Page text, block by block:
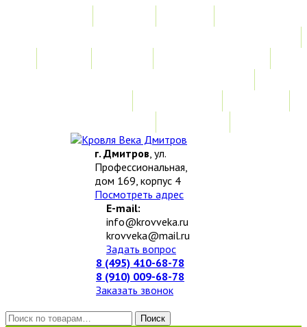
г. Дмитров, ул.
Профессиональная,
дом 169, корпус 4
Посмотреть адрес
E-mail:
info@krovveka.ru
krovveka@mail.ru
Задать вопрос
8 (495) 410-68-78
8 (910) 009-68-78
Заказать звонок
Искать:
Поиск